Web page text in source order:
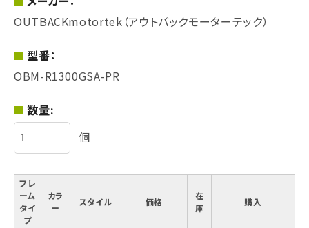
OUTBACKmotortek（アウトバックモーターテック）
型番：
OBM-R1300GSA-PR
数量:
個
フレ
ーム
タイ
プ
カラ
ー
スタイル 価格
在
庫
購入